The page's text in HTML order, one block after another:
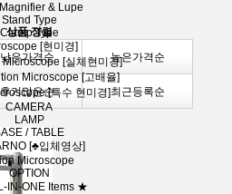
& Lupe
Stand Type
Clamp Type
[현미경]
[실체현미경]
Microscope [고배율]
[특수 현미경]
CAMERA
LAMP
/ TABLE
[♣입체영상]
Microscope
OPTION
IN-ONE Items ★
상품 정렬
낮은가격순 높은가격순
후기많은순 최근등록순